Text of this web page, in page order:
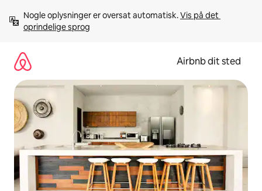
videre
Nogle oplysninger er oversat automatisk. Vis på det
oprindelige sprog
Airbnb dit sted